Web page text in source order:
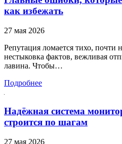
как избежать
27 мая 2026
Репутация ломается тихо, почти
нестыковка фактов, вежливая
лавина. Чтобы…
Подробнее
Надёжная система
строится по шагам
27 мая 2026